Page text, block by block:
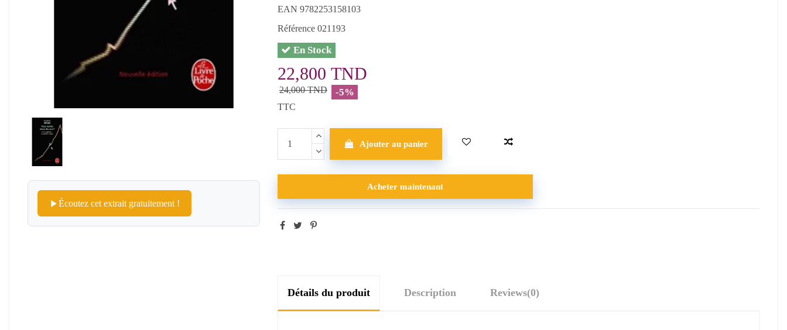
Écoutez cet extrait gratuitement !
EAN 9782253158103
Référence 021193
En Stock
22,800 TND
24,000 TND -5%
TTC
Ajouter au panier
Acheter maintenant
Détails du produit Description Reviews(0)